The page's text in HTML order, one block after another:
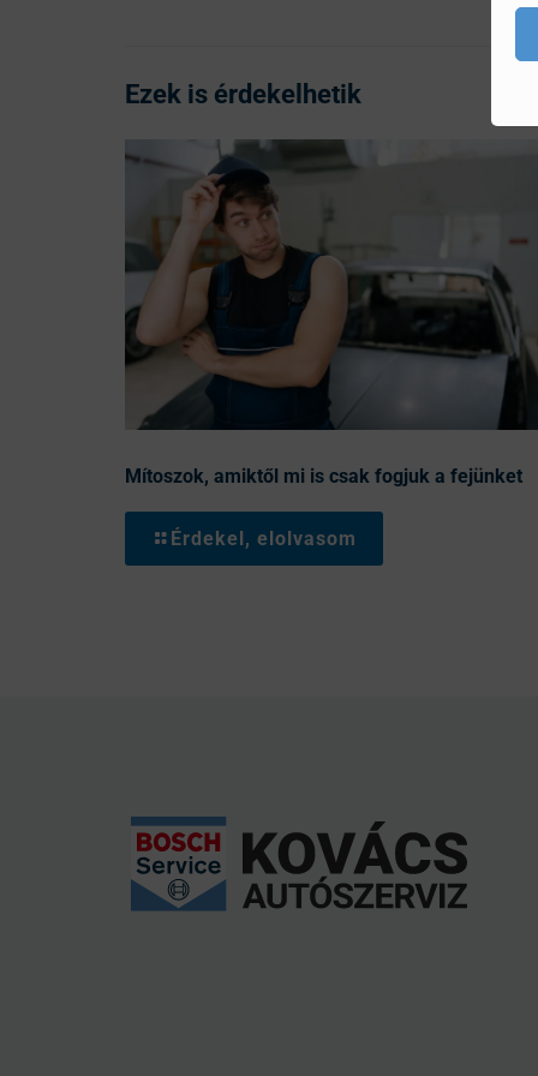
Ezek is érdekelhetik
Mítoszok, amiktől mi is csak fogjuk a fejünket
Érdekel, elolvasom